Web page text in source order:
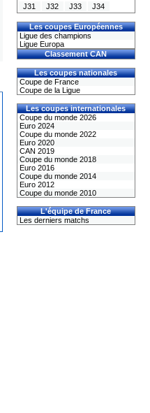
J31
J32 J33 J34
Les coupes Européennes
Ligue des champions
Ligue Europa
Classement CAN
Les coupes nationales
Coupe de France
Coupe de la Ligue
Les coupes internationales
Coupe du monde 2026
Euro 2024
Coupe du monde 2022
Euro 2020
CAN 2019
Coupe du monde 2018
Euro 2016
Coupe du monde 2014
Euro 2012
Coupe du monde 2010
L'équipe de France
Les derniers matchs